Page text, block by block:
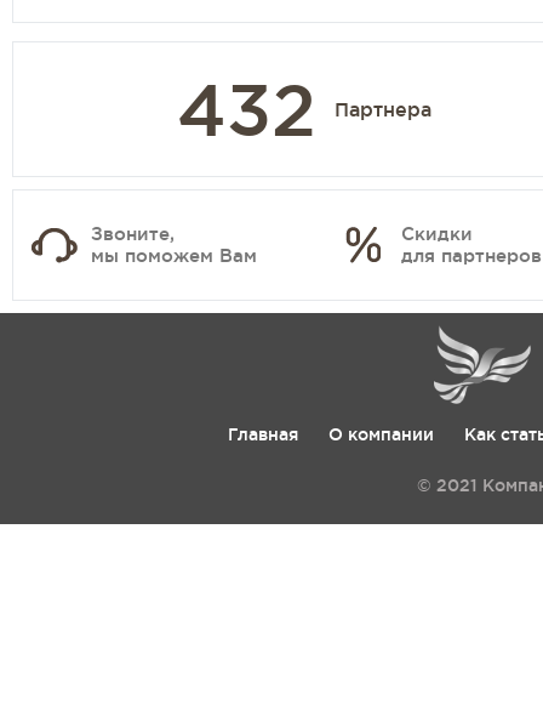
432 Партнера
Звоните,
мы поможем Вам
Скидки
для партнеров
Главная О компании Как
© 2021